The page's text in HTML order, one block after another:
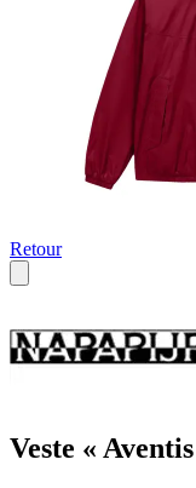
Retour
Veste «